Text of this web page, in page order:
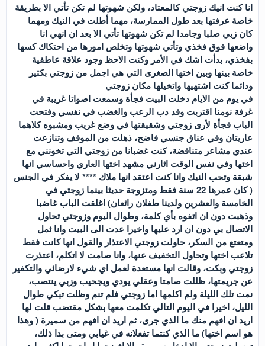
انا كنت انيك زوجتي كالمعتاد، ولكن شهوتها لم تكن تأتي الا بطريقة
خاصة عرفتها بعد طول الممارسة، مهما أطلت في النيك ومهما
كان زبي صلبا وجامدا لم تكن شهوتها تأتي الا بعد ان انهي انا
واضعها فوق فخذي وتأتي شهوتها وتخلص امورها من احتكاك كسها
بفخذي، بدأت اشك في الأمر وكنت الاحظ وجود علاقة عاطفية
خاصة بينها وبين اختها الصغرى التي هي اجمل من زوجتي بكثير
ودائما كنت اشتهيها واتخيلها مكان زوجتي
في يوم من الايام دخلت البيت فجأة وسمعت اصواتا غريبة في
غرفة نومنا اقتربت وقد دب الرعب والغضب في نفسي وفتحت
الباب فجأة لأرى زوجتي وشقيقتها في وضع غريب ومشبوه كلاهما
عاريتان وفي عناق جنسي فاضح، ذهلت من الموقف وتنازعت
عندي مشاعر متناقضة، كنت غضبانا من زوجتي التي تخونني مع
اختها وفي نفس الوقت اثارني مشهد اختها العاري واحساسي انها
شبقة وتحب النيك وانا كنت اعتقد انها ملاك **** لا يفكر في الجنس
( كان عمرها 22 سنة فقط ومتزوجة حديثا بينما زوجتي في
الخامسة والعشرين ولدينا طفلان رائعان) اغلقت الباب غاضبا
وذهبت دون ان اتفوه بأي كلمة، وطوال اليوم وزوجتي تحاول
الاتصال بي دون ان ارد عليها واخيرا عدت الى البيت وانا ثمل
ومتعتع من السكر، حاولت زوجتي الاعتذار والقول انها كانت فقط
تلاعب اختها وتحاول التخفيف عنها، وانا صامت لا اتكلم، اعتذرت
زوجتي وبكت، وقالت انها مستعدة لعمل اي شيء لارضائي والتكفير
عن جريمتها، ظللت صامتا وعقلي يودي ويجحيب وزبي ينتصب،
نمت تلك الليلة ولم اكلمها اما زوجتي فلم تنم وظلت تبكي طوال
الليل، اخيرا في اليوم التالي تكلمت معها بشكل مقتضب قلت لها
اريد ان افهم منك ما الذي جرى، ثم اريد ان افهم من سميرة ( وهذا
هو اسم اختها) ما الذي كنتما تفعلانه في غيابي ومتى بدا ذلك،